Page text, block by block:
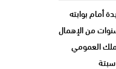
أمام بوابته
من الإهمال
العمومي